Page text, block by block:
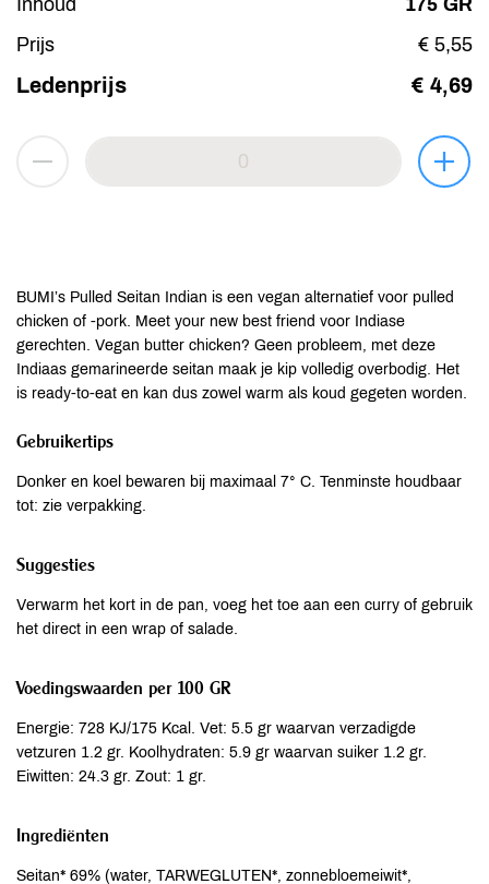
Inhoud
175 GR
Prijs
€ 5,55
Ledenprijs € 4,69
BUMI’s Pulled Seitan Indian is een vegan alternatief voor pulled
chicken of -pork. Meet your new best friend voor Indiase
gerechten. Vegan butter chicken? Geen probleem, met deze
Indiaas gemarineerde seitan maak je kip volledig overbodig. Het
is ready-to-eat en kan dus zowel warm als koud gegeten worden.
Gebruikertips
Donker en koel bewaren bij maximaal 7° C. Tenminste houdbaar
tot: zie verpakking.
Suggesties
Verwarm het kort in de pan, voeg het toe aan een curry of gebruik
het direct in een wrap of salade.
Voedingswaarden per 100 GR
Energie: 728 KJ/175 Kcal. Vet: 5.5 gr waarvan verzadigde
vetzuren 1.2 gr. Koolhydraten: 5.9 gr waarvan suiker 1.2 gr.
Eiwitten: 24.3 gr. Zout: 1 gr.
Ingrediënten
Seitan* 69% (water, TARWEGLUTEN*, zonnebloemeiwit*,